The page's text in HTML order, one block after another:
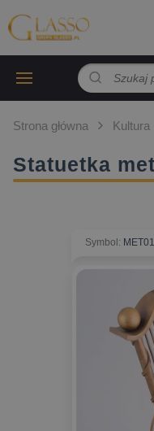
Strona główna Kultura
Statuetka
Symbol :